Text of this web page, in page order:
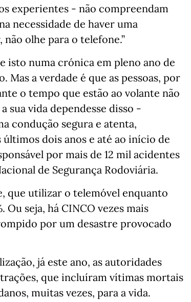
experientes - não compreendam
necessidade de haver uma
olhe para o telefone.”
isto numa crónica em pleno ano de
Mas a verdade é que as pessoas, por
o tempo que estão ao volante não
sua vida dependesse disso -
condução segura e atenta,
dois anos e até ao início de
por mais de 12 mil acidentes
de Segurança Rodoviária.
que utilizar o telemóvel enquanto
seja, há CINCO vezes mais
por um desastre provocado
já este ano, as autoridades
que incluíram vítimas mortais
muitas vezes, para a vida.